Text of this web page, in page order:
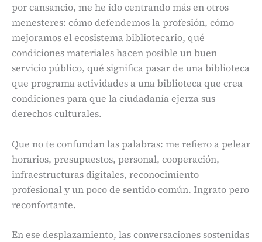
por cansancio, me he ido centrando más en otros
menesteres: cómo defendemos la profesión, cómo
mejoramos el ecosistema bibliotecario, qué
condiciones materiales hacen posible un buen
servicio público, qué significa pasar de una biblioteca
que programa actividades a una biblioteca que crea
condiciones para que la ciudadanía ejerza sus
derechos culturales.
Que no te confundan las palabras: me refiero a pelear
horarios, presupuestos, personal, cooperación,
infraestructuras digitales, reconocimiento
profesional y un poco de sentido común. Ingrato pero
reconfortante.
En ese desplazamiento, las conversaciones sostenidas